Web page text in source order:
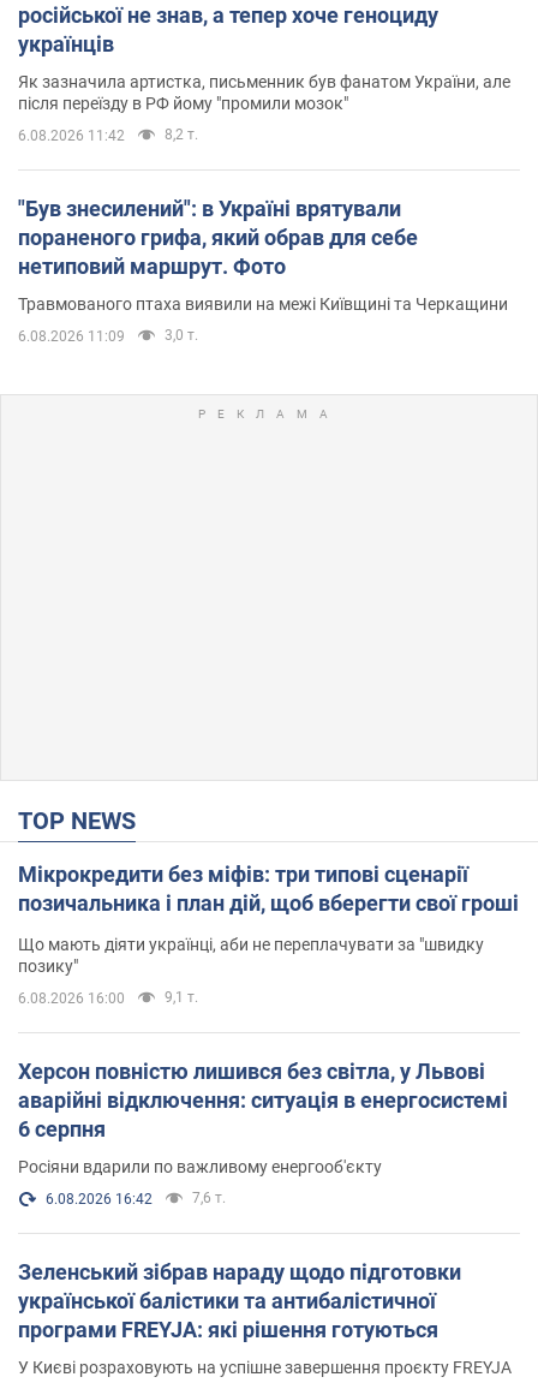
російської не знав, а тепер хоче геноциду
українців
Як зазначила артистка, письменник був фанатом України, але
після переїзду в РФ йому "промили мозок"
6.08.2026 11:42 8,2 т.
"Був знесилений": в Україні врятували
пораненого грифа, який обрав для себе
нетиповий маршрут. Фото
Травмованого птаха виявили на межі Київщині та Черкащини
6.08.2026 11:09 3,0 т.
TOP NEWS
Мікрокредити без міфів: три типові сценарії
позичальника і план дій, щоб вберегти свої гроші
Що мають діяти українці, аби не переплачувати за "швидку
позику"
6.08.2026 16:00 9,1 т.
Херсон повністю лишився без світла, у Львові
аварійні відключення: ситуація в енергосистемі
6 серпня
Росіяни вдарили по важливому енергооб'єкту
6.08.2026 16:42 7,6 т.
Зеленський зібрав нараду щодо підготовки
української балістики та антибалістичної
програми FREYJA: які рішення готуються
У Києві розраховують на успішне завершення проєкту FREYJA